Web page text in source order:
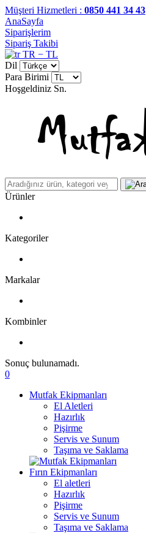
Müşteri Hizmetleri : 0850 441 34 43
AnaSayfa
Siparişlerim
Sipariş Takibi
TR − TL
Dil
Para Birimi
Hoşgeldiniz Sn.
Ürünler
Kategoriler
Markalar
Kombinler
Sonuç bulunamadı.
0
Mutfak Ekipmanları
El Aletleri
Hazırlık
Pişirme
Servis ve Sunum
Taşıma ve Saklama
Fırın Ekipmanları
El aletleri
Hazırlık
Pişirme
Servis ve Sunum
Taşıma ve Saklama